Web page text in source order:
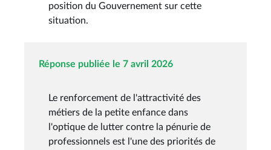
position du Gouvernement sur cette
situation.
Réponse publiée le 7 avril 2026
Le renforcement de l'attractivité des
métiers de la petite enfance dans
l'optique de lutter contre la pénurie de
professionnels est l'une des priorités de